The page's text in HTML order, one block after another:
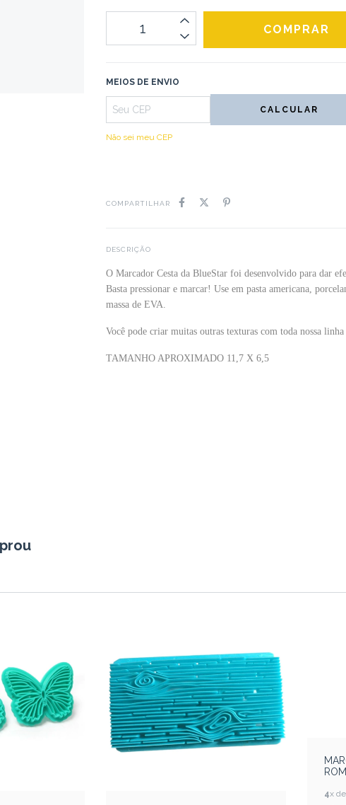
MEIOS DE ENVIO
CALCULAR
Não sei meu CEP
COMPARTILHAR
DESCRIÇÃO
O Marcador Cesta da BlueStar foi desenvolvido para dar
Basta pressionar e marcar! Use em pasta americana,
massa de EVA.
Você pode criar muitas outras texturas com toda nossa linha
TAMANHO APROXIMADO 11,7 X 6,5
4x de